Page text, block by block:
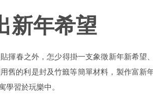
新年希望
揮春之外，怎少得掛一支象徵新年新希望
舊的利是封及竹籤等簡單材料，製作富新
習於玩樂中。